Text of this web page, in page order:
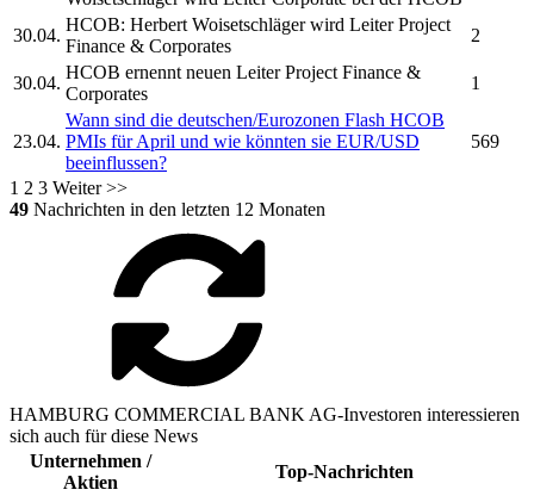
30.04.
HCOB: Herbert Woisetschläger wird Leiter Project
Finance & Corporates
2
30.04.
HCOB ernennt neuen Leiter Project Finance &
Corporates
1
23.04.
Wann sind die deutschen/Eurozonen Flash HCOB
PMIs für April und wie könnten sie EUR/USD
beeinflussen?
569
1 2 3 Weiter >>
49 Nachrichten in den letzten 12 Monaten
HAMBURG COMMERCIAL BANK AG-Investoren interessieren
sich auch für diese News
Unternehmen /
Aktien
Top-Nachrichten